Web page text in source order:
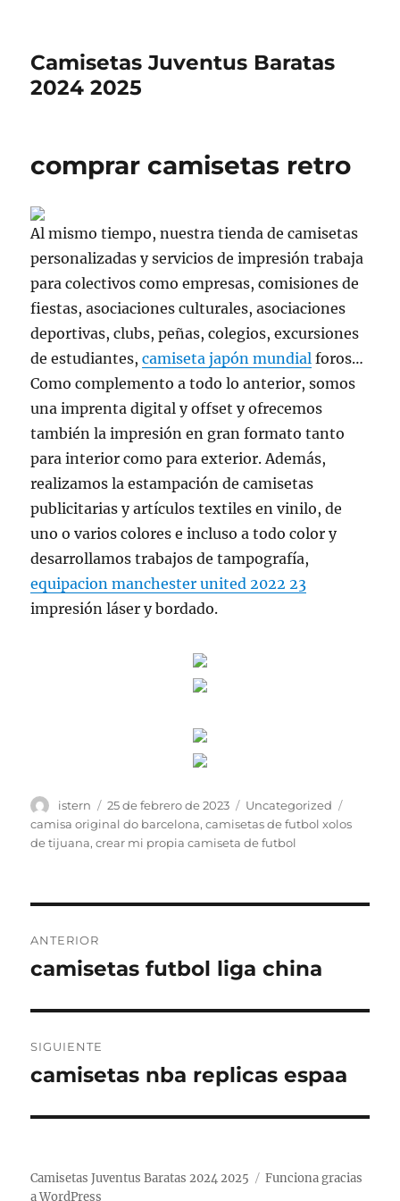
Camisetas Juventus Baratas
2024 2025
comprar camisetas retro
Al mismo tiempo, nuestra tienda de camisetas
personalizadas y servicios de impresión trabaja
para colectivos como empresas, comisiones de
fiestas, asociaciones culturales, asociaciones
deportivas, clubs, peñas, colegios, excursiones
de estudiantes,camiseta japón mundial foros…
Como complemento a todo lo anterior, somos
una imprenta digital y offset y ofrecemos
también la impresión en gran formato tanto
para interior como para exterior. Además,
realizamos la estampación de camisetas
publicitarias y artículos textiles en vinilo, de
uno o varios colores e incluso a todo color y
desarrollamos trabajos de tampografía,
equipacion manchester united 2022 23
impresión láser y bordado.
Autor
istern
Publicado
el
25 de febrero de 2023 Categorías
Uncategorized
camisa original do barcelona,camisetas de futbol xolos
de tijuana,crear mi propia camiseta de futbol
de
ANTERIOR
Entrada
camisetas futbol liga china
SIGUIENTE
Entrada
camisetas nba replicas espaa
Camisetas Juventus Baratas 2024 2025
Funciona gracias
a WordPress